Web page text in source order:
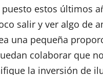
estos últimos
salir y ver algo de
una pequeña
colaborar que
la inversión de